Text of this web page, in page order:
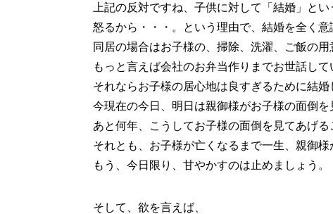
上記の反対ですね、子供に対して「結婚」と
怒るから・・・。という理由で、結婚を全く意
同居の場合はお子様の、掃除、洗濯、ご飯の用
もっと言えば会社のお弁当作りまでお世話して
それならお子様の居心地は良すぎるために結
今現在の今日、明日は親御様がお子様の面倒
あと何年、こうしてお子様の面倒を見てあげる
それとも、お子様が亡くなるまで一生、親御
もう、今日限り、甘やかすのは止めましょう。
そして、欲を言えば、